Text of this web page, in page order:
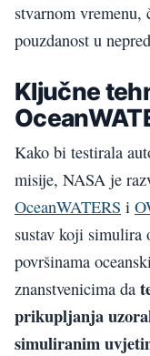
stvarnom vremenu,
pouzdanost u
Ključne
Kako bi testirala
misije, NASA je
OceanWATERS i
sustav koji simulira
površinama
znanstvenicima da
prikupljanja
simuliranim